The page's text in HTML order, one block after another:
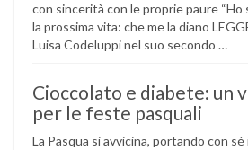
con sincerità con le proprie paure
la prossima vita: che me la diano
Luisa Codeluppi nel suo secondo …
Cioccolato e diabete: un
per le feste pasquali
La Pasqua si avvicina, portando con